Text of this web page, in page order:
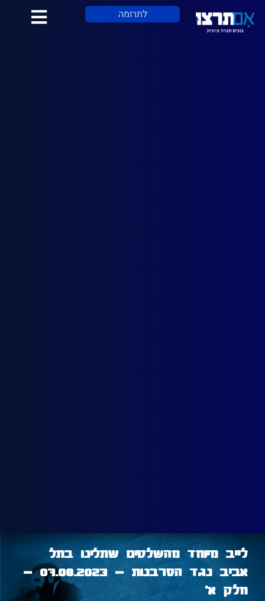
לתרומה
לייב מיוחד מהשלטים שתלינו בתל
אביב נגד הסרבנות – 07.08.2023 –
חלק א׳